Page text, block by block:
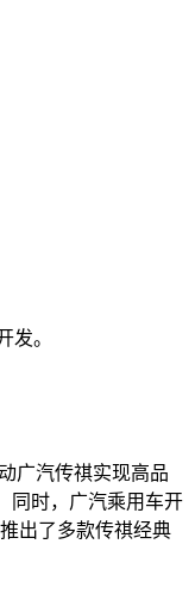
发。
广汽传祺实现高品
同时，广汽乘用车开
出了多款传祺经典